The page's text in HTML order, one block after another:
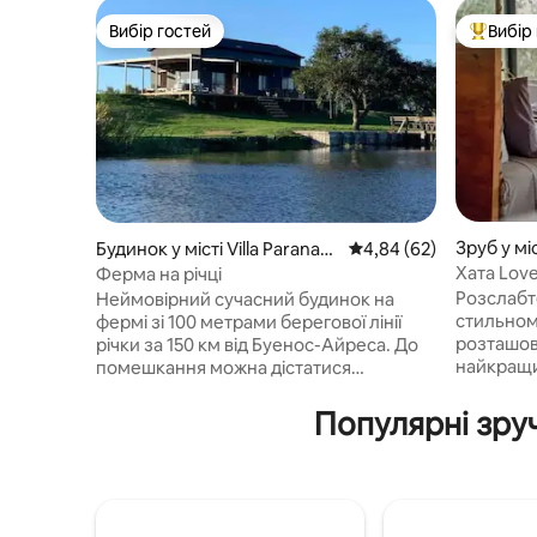
Вибір гостей
Вибір гостей
Будинок у місті Villa Paranaci
to
Середня оцінка: 4,84 з
4,84 (62)
Ферма на річці
Неймовірний сучасний будинок на
фермі зі 100 метрами берегової лінії
річки за 150 км від Буенос-Айреса. До
помешкання можна дістатися
ділянка з фермерськими будинками,
дороги якими не користуються
Топ
Зруб у
Хата
Популярні